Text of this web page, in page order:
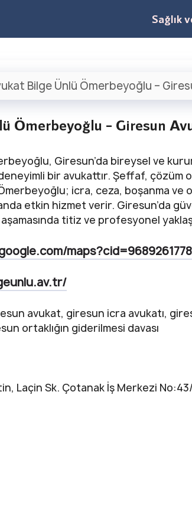
Sağlık
Bilge Ünlü Ömerbeyoğlu –
Ömerbeyoğlu – Giresun
Giresun’da bireysel ve
bir avukattır. Şeffaf, çözüm
icra, ceza, boşanma ve
etkin hizmet verir. Giresun’da
titiz ve profesyonel
avukat, giresun icra avukatı,
ortaklığın giderilmesi davası
Laçin Sk. Çotanak İş Merkezi